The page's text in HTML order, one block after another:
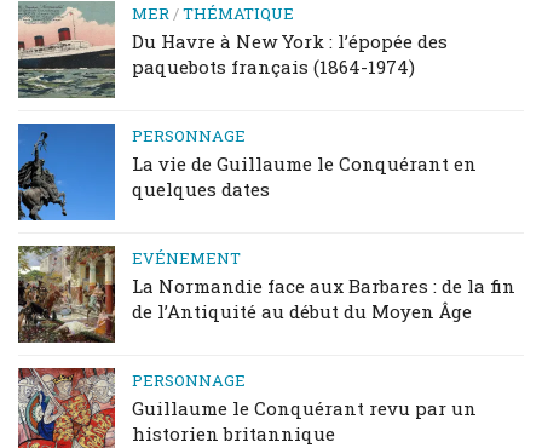
MER/THÉMATIQUE
Du Havre à New York : l’épopée des
paquebots français (1864-1974)
PERSONNAGE
La vie de Guillaume le Conquérant en
quelques dates
EVÉNEMENT
La Normandie face aux Barbares : de la fin
de l’Antiquité au début du Moyen Âge
PERSONNAGE
Guillaume le Conquérant revu par un
historien britannique